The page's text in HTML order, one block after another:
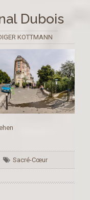
Dubois
KOTTMANN
Sacré-Cœur